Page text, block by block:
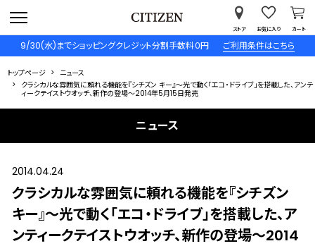
9/30(水)までショッピングクレジット分割手数料０円 ご利用条件はこちら
ストア お気に入り カート
トップページ
ニュース
クラシカルな雰囲気に頼れる機能を『シチズン キー』～光で動く「エコ・ドライブ」を搭載した、アンテ
ィークテイストウオッチ、新作の登場～2014年5月15日発売
ニュース
2014.04.24
クラシカルな雰囲気に頼れる機能を『シチズン
キー』～光で動く「エコ・ドライブ」を搭載した、ア
ンティークテイストウオッチ、新作の登場～2014